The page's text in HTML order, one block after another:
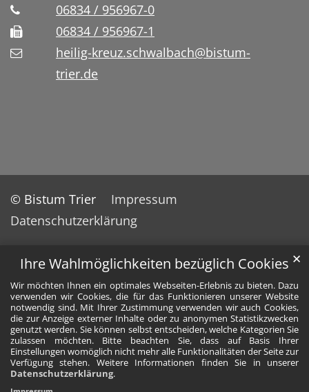
Ihre Wahlmöglichkeiten bezüglich Cookies
Wir möchten Ihnen ein optimales Webseiten-Erlebnis zu bieten. Dazu
verwenden wir Cookies, die für das Funktionieren unserer Website
notwendig sind. Mit Ihrer Zustimmung verwenden wir auch Cookies,
die zur Anzeige externer Inhalte oder zu anonymen Statistikzwecken
genutzt werden. Sie können selbst entscheiden, welche Kategorien Sie
zulassen möchten. Bitte beachten Sie, dass auf Basis Ihrer
Einstellungen womöglich nicht mehr alle Funktionalitäten der Seite zur
Verfügung stehen. Weitere Informationen finden Sie in unserer
Datenschutzerklärung.
✕
06834 / 956967-0
06834 / 956967-1
heilig-kreuz.schwalbach@bistum-
trier.de
© Bistum Trier
Impressum
Datenschutzerklärung